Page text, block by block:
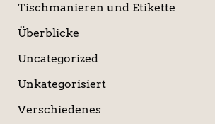
Tischmanieren und Etikette
Überblicke
Uncategorized
Unkategorisiert
Verschiedenes